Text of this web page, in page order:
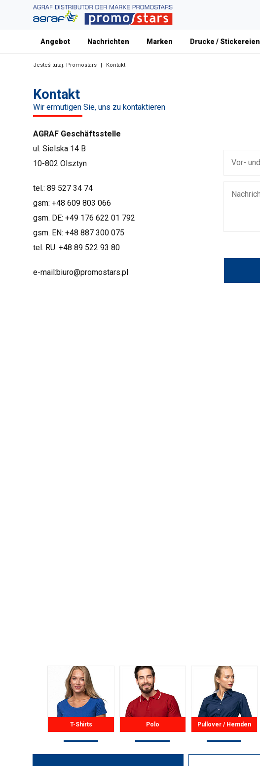
Angebot Nachrichten Marken Drucke / Stickereien
Jesteś tutaj: Promostars Kontakt
Kontakt
Wir ermutigen Sie, uns zu kontaktieren
AGRAF Geschäftsstelle
ul. Sielska 14 B
10-802 Olsztyn
tel.:89 527 34 74
gsm:+48 609 803 066
gsm. DE:+49 176 622 01 792
gsm. EN:+48 887 300 075
tel. RU:+48 89 522 93 80
e-mail:biuro@promostars.pl
T-Shirts Polo Pullover / Hemden